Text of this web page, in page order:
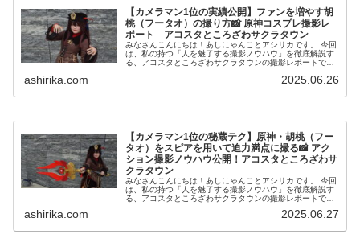
【カメラマン1位の実績公開】ファンを増やす胡
桃（フータオ）の撮り方📸 原神コスプレ撮影レ
ポート アコスタところざわサクラタウン
みなさんこんにちは！あしにゃんことアシリカです。 今回
は、私の持つ「人を魅了する撮影ノウハウ」を徹底解説す
る、アコスタところざわサクラタウンの撮影レポートで
ashirika.com 2025.06.26
【カメラマン1位の秘蔵テク】原神・胡桃（フー
タオ）をスピアを用いて迫力満点に撮る📸 アク
ション撮影ノウハウ公開！アコスタところざわサ
クラタウン
みなさんこんにちは！あしにゃんことアシリカです。 今回
は、私の持つ「人を魅了する撮影ノウハウ」を徹底解説す
る、アコスタところざわサクラタウンの撮影レポートで
ashirika.com 2025.06.27